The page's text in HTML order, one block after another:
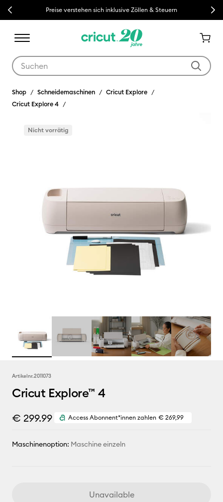
Previous Kostenloser Versand ab €50 Next
Shop Schneidemaschinen
Cricut Explore
Cricut Explore 4
Nicht vorrätig
Artikelnr.2011073
Cricut Explore™ 4
€ 299.99 Access Abonnent*innen zahlen € 269,99
Maschinenoption: Maschine einzeln
Unavailable